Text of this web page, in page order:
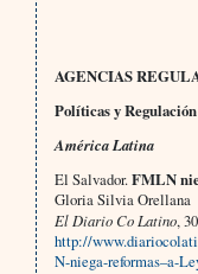
AGENCIAS
Políticas y Regulación
América Latina
El Salvador.FMLN
Gloria Silvia Orellana
El Diario Co Latino,
http://
N-niega-reformas–a-